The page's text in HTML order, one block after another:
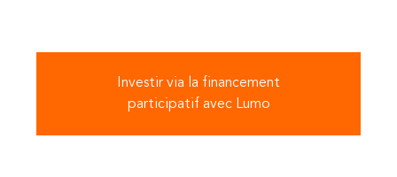
Investir via la financement
participatif avec Lumo